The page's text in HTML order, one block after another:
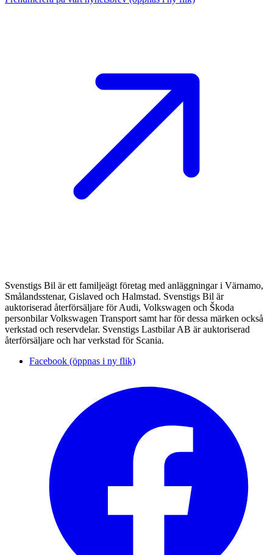
Svenstigs Bil är ett familjeägt företag med anläggningar i Värnamo,
Smålandsstenar, Gislaved och Halmstad. Svenstigs Bil är
auktoriserad återförsäljare för Audi, Volkswagen och Škoda
personbilar Volkswagen Transport samt har för dessa märken också
verkstad och reservdelar. Svenstigs Lastbilar AB är auktoriserad
återförsäljare och har verkstad för Scania.
Facebook (öppnas i ny flik)